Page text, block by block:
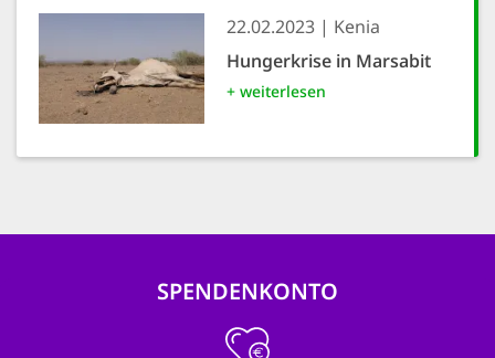
22.02.2023
Kenia
Hungerkrise in Marsabit
+ weiterlesen
SPENDENKONTO